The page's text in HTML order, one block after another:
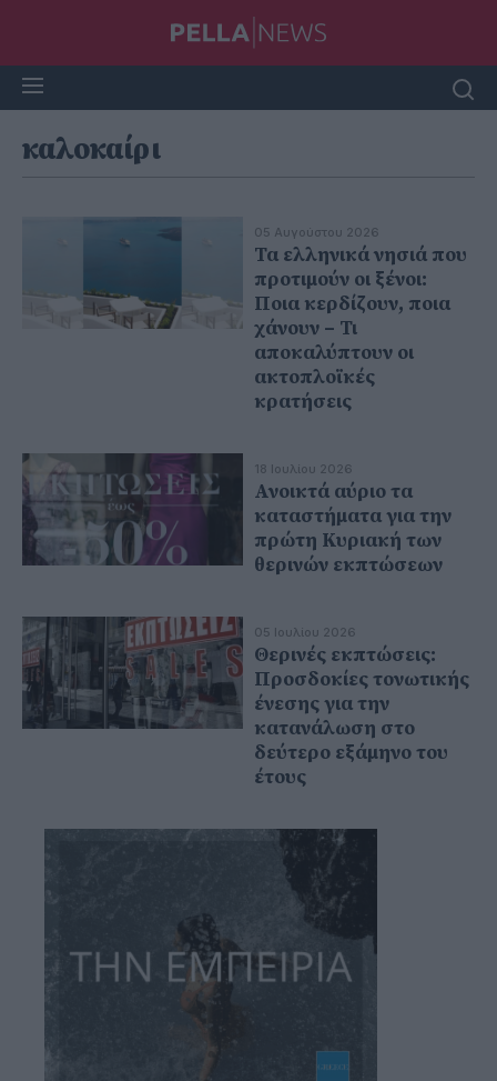
καλοκαίρι
05 Αυγούστου 2026
Τα ελληνικά νησιά που
προτιμούν οι ξένοι:
Ποια κερδίζουν, ποια
χάνουν – Τι
αποκαλύπτουν οι
ακτοπλοϊκές
κρατήσεις
18 Ιουλίου 2026
Ανοικτά αύριο τα
καταστήματα για την
πρώτη Κυριακή των
θερινών εκπτώσεων
05 Ιουλίου 2026
Θερινές εκπτώσεις:
Προσδοκίες τονωτικής
ένεσης για την
κατανάλωση στο
δεύτερο εξάμηνο του
έτους